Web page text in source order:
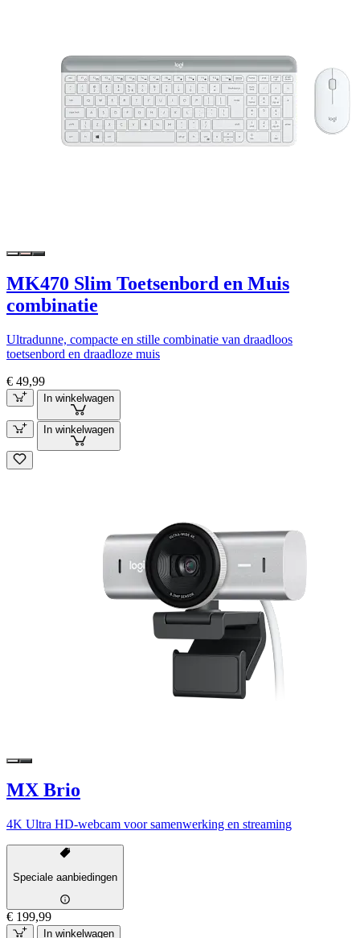
MK470 Slim Toetsenbord en Muis
combinatie
Ultradunne, compacte en stille combinatie van draadloos
toetsenbord en draadloze muis
€ 49,99
In winkelwagen
In winkelwagen
MX Brio
4K Ultra HD-webcam voor samenwerking en streaming
Speciale aanbiedingen
€ 199,99
In winkelwagen